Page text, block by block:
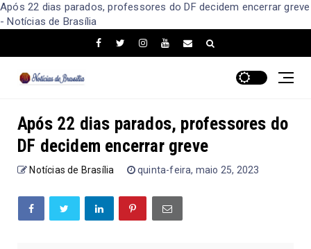
Após 22 dias parados, professores do DF decidem encerrar greve
- Notícias de Brasília
Após 22 dias parados, professores do
DF decidem encerrar greve
Notícias de Brasília quinta-feira, maio 25, 2023